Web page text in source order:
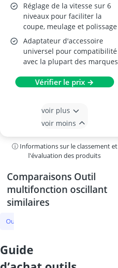
Réglage de la vitesse sur 6
niveaux pour faciliter la
coupe, meulage et polissage
Adaptateur d'accessoire
universel pour compatibilité
avec la plupart des marques
Vérifier le prix →
voir plus
voir moins
ⓘ Informations sur le classement et
l'évaluation des produits
Comparaisons Outil
multifonction oscillant
similaires
Outil multifonction oscillant
guide